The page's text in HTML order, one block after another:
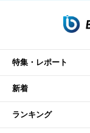
特集・レポート
新着
ランキング